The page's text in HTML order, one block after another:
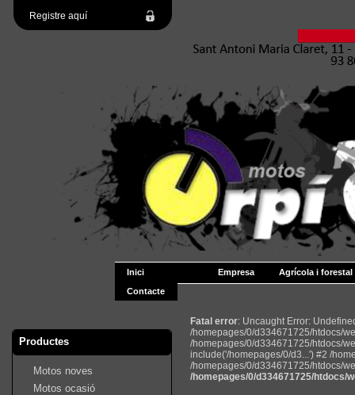
Registre aquí
Inici Empresa
Agrícola i forestal
Contacte
Productes
Motos noves
Motos ocasió
Fatal error: Uncaught Error:
/homepages/0/d334671725/htdocs/
/homepages/0/d334671725/htdocs/
include('/homepages/0/d3...') #2 /
/homepages/0/d334671725/htdocs/
/homepages/0/d334671725/htdocs/